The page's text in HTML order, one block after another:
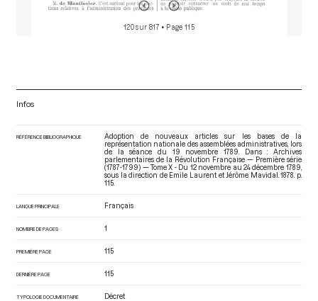
120 sur 817 • Page 115
Infos
RÉFÉRENCE BIBLIOGRAPHIQUE
Adoption de nouveaux articles sur les bases de la
représentation nationale des assemblées administratives, lors
de la séance du 19 novembre 1789. Dans : Archives
parlementaires de la Révolution Française — Première série
(1787-1799) — Tome X - Du 12 novembre au 24 décembre 1789
sous la direction de Emile Laurent et Jérôme Mavidal. 1878. p.
115.
LANGUE PRINCIPALE Français
NOMBRE DE PAGES 1
PREMIÈRE PAGE 115
DERNIÈRE PAGE 115
TYPOLOGIE DOCUMENTAIRE Décret